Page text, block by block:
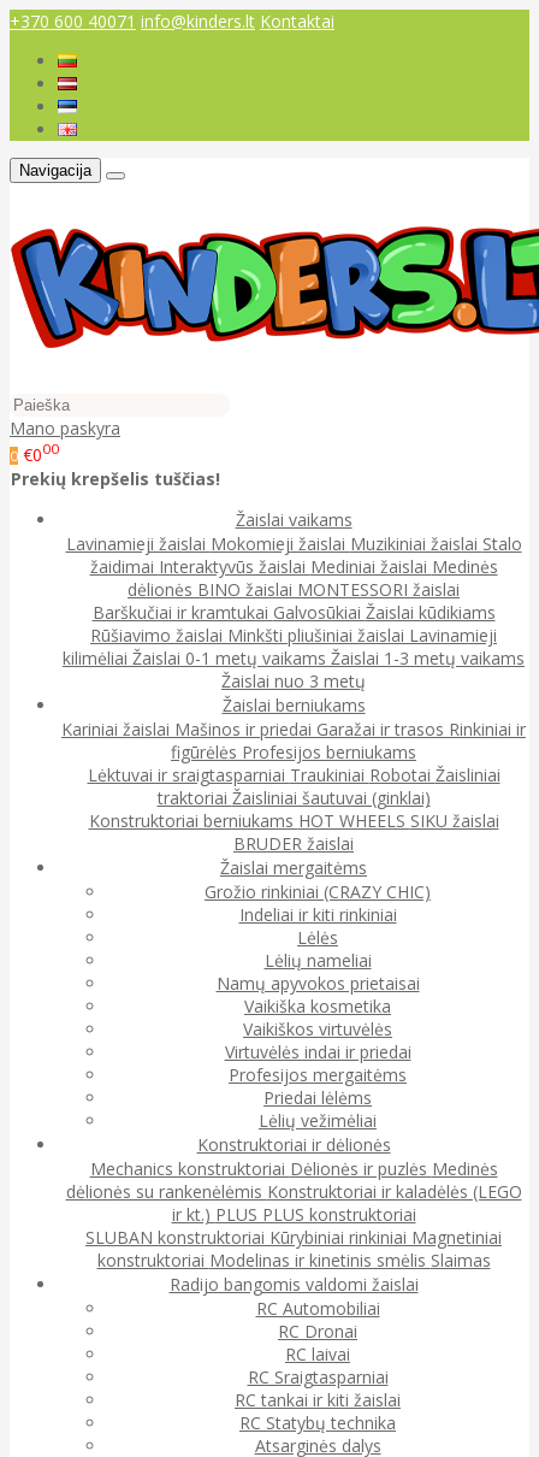
+370 600 40071 info@kinders.lt Kontaktai
Navigacija
Mano paskyra
0 €000
Prekių krepšelis tuščias!
Žaislai vaikams
Lavinamieji žaislai Mokomieji žaislai Muzikiniai žaislai Stalo
žaidimai Interaktyvūs žaislai Mediniai žaislai Medinės
dėlionės BINO žaislai MONTESSORI žaislai
Barškučiai ir kramtukai Galvosūkiai Žaislai kūdikiams
Rūšiavimo žaislai Minkšti pliušiniai žaislai Lavinamieji
kilimėliai Žaislai 0-1 metų vaikams Žaislai 1-3 metų vaikams
Žaislai nuo 3 metų
Žaislai berniukams
Kariniai žaislai Mašinos ir priedai Garažai ir trasos Rinkiniai ir
figūrėlės Profesijos berniukams
Lėktuvai ir sraigtasparniai Traukiniai Robotai Žaisliniai
traktoriai Žaisliniai šautuvai (ginklai)
Konstruktoriai berniukams HOT WHEELS SIKU žaislai
BRUDER žaislai
Žaislai mergaitėms
Grožio rinkiniai (CRAZY CHIC)
Indeliai ir kiti rinkiniai
Lėlės
Lėlių nameliai
Namų apyvokos prietaisai
Vaikiška kosmetika
Vaikiškos virtuvėlės
Virtuvėlės indai ir priedai
Profesijos mergaitėms
Priedai lėlėms
Lėlių vežimėliai
Konstruktoriai ir dėlionės
Mechanics konstruktoriai Dėlionės ir puzlės Medinės
dėlionės su rankenėlėmis Konstruktoriai ir kaladėlės (LEGO
ir kt.) PLUS PLUS konstruktoriai
SLUBAN konstruktoriai Kūrybiniai rinkiniai Magnetiniai
konstruktoriai Modelinas ir kinetinis smėlis Slaimas
Radijo bangomis valdomi žaislai
RC Automobiliai
RC Dronai
RC laivai
RC Sraigtasparniai
RC tankai ir kiti žaislai
RC Statybų technika
Atsarginės dalys